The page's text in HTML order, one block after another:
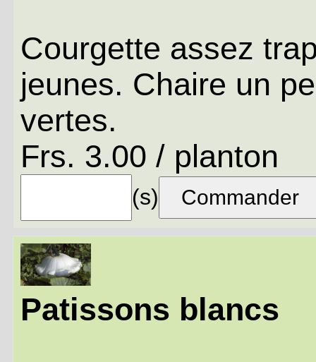
Courgette assez
jeunes. Chaire un
vertes.
Frs. 3.00 / planton
(s)
Patissons blancs